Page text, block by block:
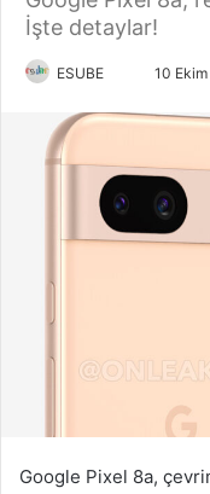
İşte detaylar!
ESUBE
o
g
e
10
Google Pixel 8a,